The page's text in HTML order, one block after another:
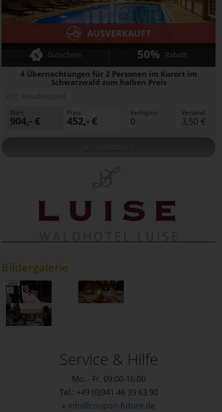
Waldhotel Luise
4 Übernachtungen für 2 Personen im Kurort im
Schwarzwald zum halben Preis
AUSVERKAUFT
Gutschein 50% Rabatt
Wert:
904,- €
Preis:
452,- €
Verfügbar:
0
Versand:
3,50 €
Bildergalerie
Service & Hilfe
Mo. - Fr. 09:00-16:00
Tel.: +49 (0)941 46 39 63 90
» info@coupon-future.de